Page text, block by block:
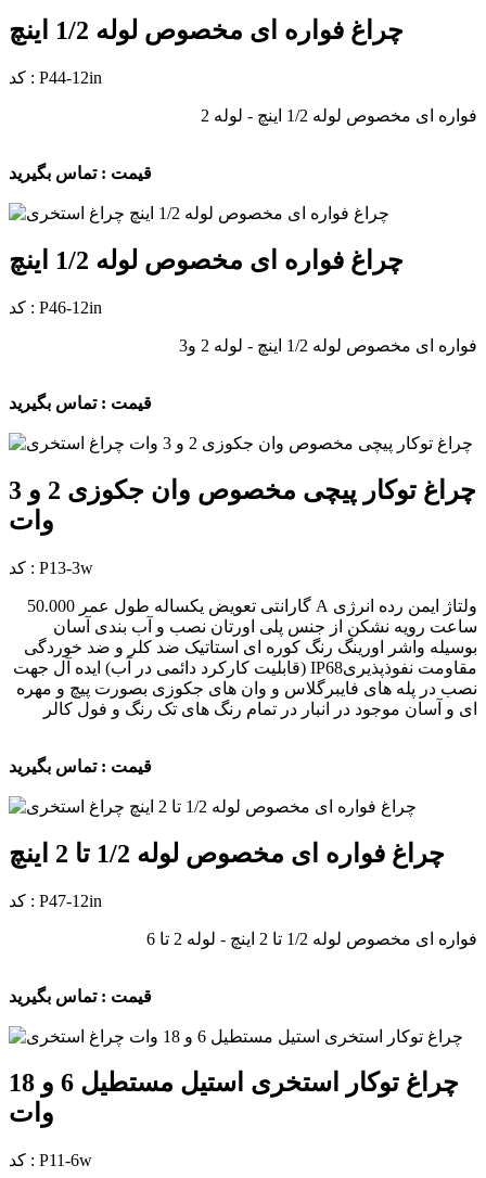
چراغ فواره ای مخصوص لوله 1/2 اینچ
کد : P44-12in
فواره ای مخصوص لوله 1/2 اینچ - لوله 2
قیمت : تماس بگیرید
چراغ فواره ای مخصوص لوله 1/2 اینچ
کد : P46-12in
فواره ای مخصوص لوله 1/2 اینچ - لوله 2 و3
قیمت : تماس بگیرید
چراغ توکار پیچی مخصوص وان جکوزی 2 و 3
وات
کد : P13-3w
ولتاژ ایمن رده انرژی A گارانتی تعویض یکساله طول عمر 50.000
ساعت رویه نشکن از جنس پلی اورتان نصب و آب بندی آسان
بوسیله واشر اورینگ رنگ کوره ای استاتیک ضد کلر و ضد خوردگی
مقاومت نفوذپذیریIP68 (قابلیت کارکرد دائمی در آب) ایده آل جهت
نصب در پله های فایبرگلاس و وان های جکوزی بصورت پیچ و مهره
ای و آسان موجود در انبار در تمام رنگ های تک رنگ و فول کالر
قیمت : تماس بگیرید
چراغ فواره ای مخصوص لوله 1/2 تا 2 اینچ
کد : P47-12in
فواره ای مخصوص لوله 1/2 تا 2 اینچ - لوله 2 تا 6
قیمت : تماس بگیرید
چراغ توکار استخری استیل مستطیل 6 و 18
وات
کد : P11-6w